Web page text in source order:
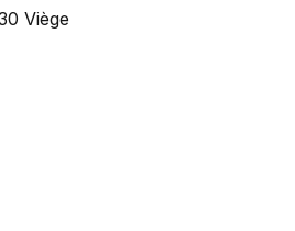
Viège